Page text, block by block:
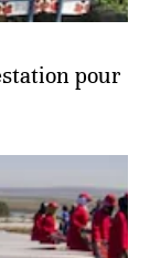
pour